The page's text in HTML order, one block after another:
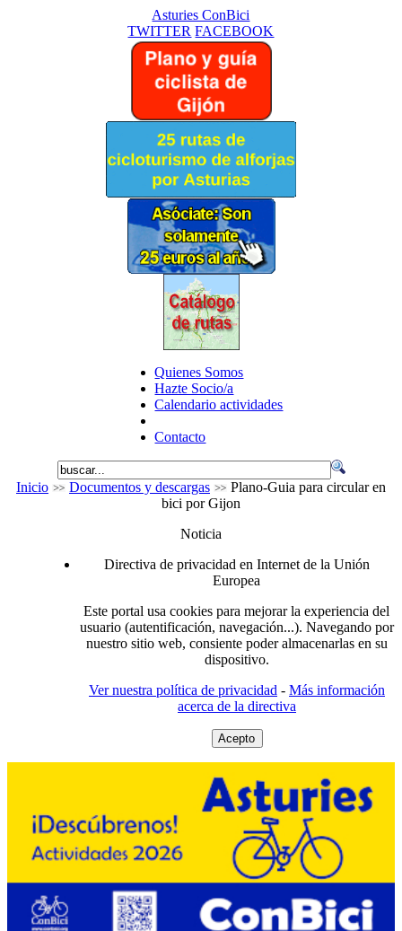
Asturies ConBici
TWITTER FACEBOOK
Quienes Somos
Hazte Socio/a
Calendario actividades
Contacto
Inicio Documentos y descargas
Plano-Guia para circular en
bici por Gijon
Noticia
Directiva de privacidad en Internet de la Unión
Europea
Este portal usa cookies para mejorar la experiencia del
usuario (autentificación, navegación...). Navegando por
nuestro sitio web, consiente poder almacenarlas en su
dispositivo.
Ver nuestra política de privacidad - Más información
acerca de la directiva
Acepto